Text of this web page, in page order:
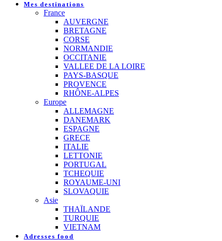
Mes destinations
France
AUVERGNE
BRETAGNE
CORSE
NORMANDIE
OCCITANIE
VALLEE DE LA LOIRE
PAYS-BASQUE
PROVENCE
RHÔNE-ALPES
Europe
ALLEMAGNE
DANEMARK
ESPAGNE
GRECE
ITALIE
LETTONIE
PORTUGAL
TCHEQUIE
ROYAUME-UNI
SLOVAQUIE
Asie
THAÏLANDE
TURQUIE
VIETNAM
Adresses food